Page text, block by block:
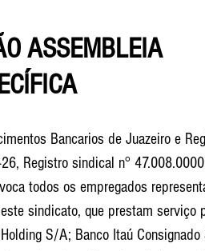
ASSEMBLEIA
Bancarios de Juazeiro e
Registro sindical n°
todos os empregados
sindicato, que prestam serviço
S/A; Banco Itaú